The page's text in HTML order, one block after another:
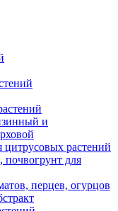
и
растений
почвогрунт для
перцев, огурцов